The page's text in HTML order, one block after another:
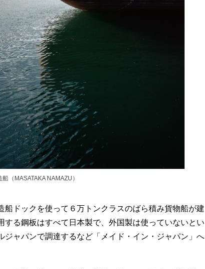
（MASATAKA NAMAZU）
ドックを使って６万トンクラスのばら積み貨物船が建
する鋼板はすべて日本製で、外国製は使っていないとい
ジャパンで調達するなど「メイド・イン・ジャパン」へ